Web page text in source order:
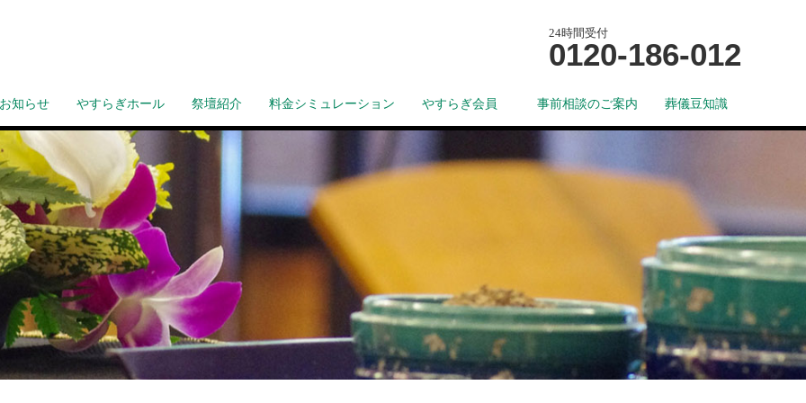
24時間受付
0120-186-012
お知らせ やすらぎホール 祭壇紹介 料金シミュレーション やすらぎ会員 事前相談のご案内 葬儀豆知識